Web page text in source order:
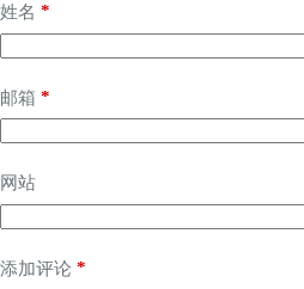
姓名 *
邮箱 *
网站
添加评论 *